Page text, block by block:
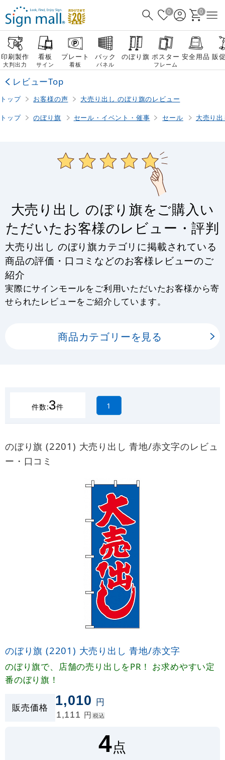
0 0
印刷製作
大判出力
看板
サイン
プレート
看板
バック
パネル
のぼり旗 ポスター
フレーム
安全用品 販
レビューTop
トップ お客様の声 大売り出し のぼり旗のレビュー
トップ のぼり旗 セール・イベント・催事 セール 大売り
大売り出し のぼり旗をご購入い
ただいたお客様のレビュー・評判
大売り出し のぼり旗カテゴリに掲載されている
商品の評価・口コミなどのお客様レビューのご
紹介
実際にサインモールをご利用いただいたお客様から寄
せられたレビューをご紹介しています。
商品カテゴリーを見る
件数:3件 1
のぼり旗 (2201) 大売り出し 青地/赤文字のレビュ
ー・口コミ
のぼり旗 (2201) 大売り出し 青地/赤文字
のぼり旗で、店舗の売り出しをPR！ お求めやすい定
番のぼり旗！
販売価格 1,010 円
1,111 円 税込
4点